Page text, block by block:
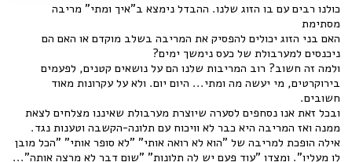
כולנו רבים עם בו הזוג שלנו. ההבדל נימצא ב"איך ומתי" מריבה
מסתימת
האם בני הזוג יכולים להפסיק את המריבה בשלב מוקדם או האם הם
ניכנסים למערבולת של כעס נימשך ימים?
ולמה זה חשוב? רוב המריבות שלנו הם על נושאים קטנים, לפעמים
בירוקרטים, מי יעשה מה ומתי... היום יום. ולא על עקרונות מאוד
חשובים.
ובכל זאת אנו נסחפים לסערה שיוצרת מערבולת שאיננו מצלחים לצאת
ממנה ואז המריבה היא כבר לא וויכוח עם תלונה-הקשבה וטענות נגד.
אילה הופכת למריבה של "הוא לא רואה אותי" "לא סופר אותי" "הכל מובן
לו מעליו". ומצדו "עוד פעם יש לה תלונות" "שום דבר לא מרצה אותה"...